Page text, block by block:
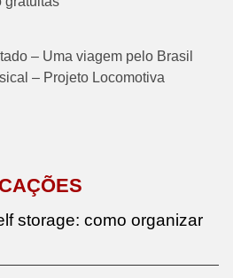
– Uma viagem pelo Brasil
– Projeto Locomotiva
storage: como organizar